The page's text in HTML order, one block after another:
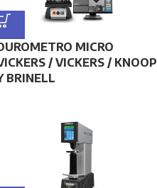
MICRO
/ VICKERS / KNOOP
BRINELL